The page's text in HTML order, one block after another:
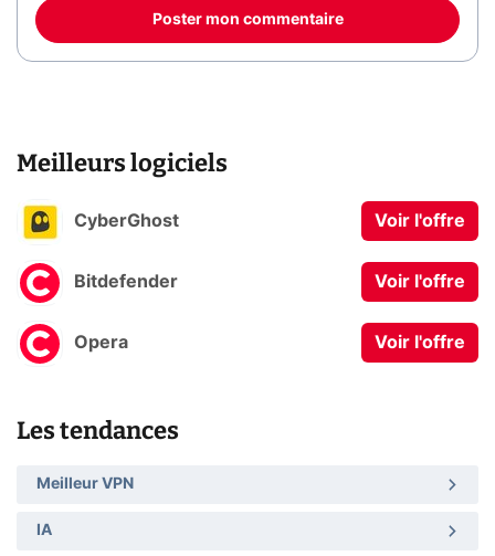
Poster mon commentaire
Meilleurs logiciels
CyberGhost Voir l'offre
Bitdefender Voir l'offre
Opera Voir l'offre
Les tendances
Meilleur VPN
IA